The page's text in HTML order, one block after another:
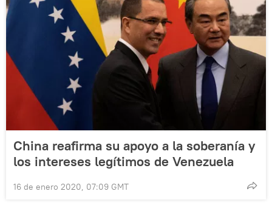
China reafirma su apoyo a la soberanía y
los intereses legítimos de Venezuela
16 de enero 2020, 07:09 GMT